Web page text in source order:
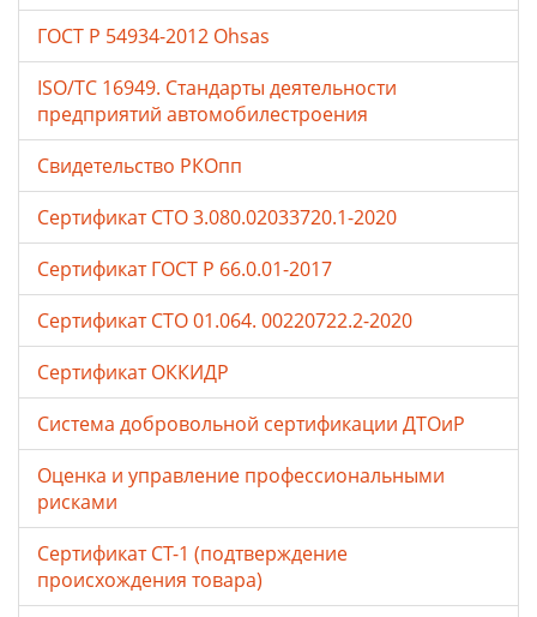
ГОСТ Р 54934-2012 Ohsas
ISO/TC 16949. Стандарты деятельности
предприятий автомобилестроения
Свидетельство РКОпп
Сертификат СТО 3.080.02033720.1-2020
Сертификат ГОСТ Р 66.0.01-2017
Сертификат СТО 01.064. 00220722.2-2020
Сертификат ОККИДР
Система добровольной сертификации ДТОиР
Оценка и управление профессиональными
рисками
Сертификат СТ-1 (подтверждение
происхождения товара)